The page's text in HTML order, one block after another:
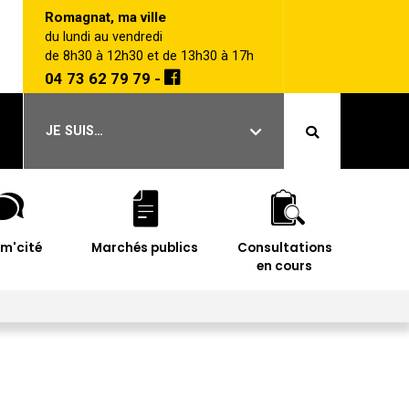
Romagnat, ma ville
du lundi au vendredi
de 8h30 à 12h30 et de 13h30 à 17h
04 73 62 79 79 -
JE SUIS…
Marchés publics
Consultations
en cours